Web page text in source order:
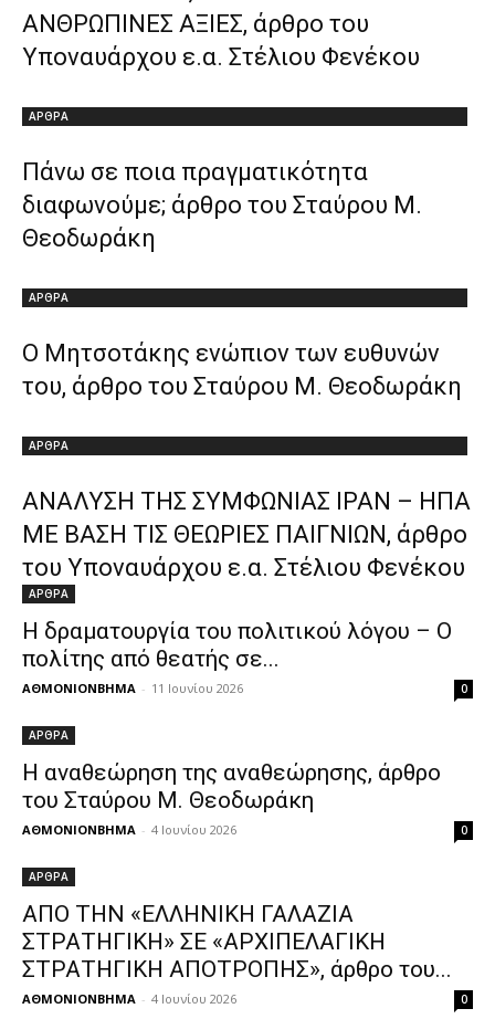
ΑΝΘΡΩΠΙΝΕΣ ΑΞΙΕΣ, άρθρο του
Υποναυάρχου ε.α. Στέλιου Φενέκου
ΑΡΘΡΑ
Πάνω σε ποια πραγματικότητα
διαφωνούμε; άρθρο του Σταύρου Μ.
Θεοδωράκη
ΑΡΘΡΑ
Ο Μητσοτάκης ενώπιον των ευθυνών
του, άρθρο του Σταύρου Μ. Θεοδωράκη
ΑΡΘΡΑ
ΑΝΑΛΥΣΗ ΤΗΣ ΣΥΜΦΩΝΙΑΣ ΙΡΑΝ – ΗΠΑ
ΜΕ ΒΑΣΗ ΤΙΣ ΘΕΩΡΙΕΣ ΠΑΙΓΝΙΩΝ, άρθρο
του Υποναυάρχου ε.α. Στέλιου Φενέκου
ΑΡΘΡΑ
Η δραματουργία του πολιτικού λόγου – Ο
πολίτης από θεατής σε...
ΑΘΜΟΝΙΟΝΒΗΜΑ - 11 Ιουνίου 2026 0
ΑΡΘΡΑ
Η αναθεώρηση της αναθεώρησης, άρθρο
του Σταύρου Μ. Θεοδωράκη
ΑΘΜΟΝΙΟΝΒΗΜΑ - 4 Ιουνίου 2026 0
ΑΡΘΡΑ
ΑΠΟ ΤΗΝ «ΕΛΛΗΝΙΚΗ ΓΑΛΑΖΙΑ
ΣΤΡΑΤΗΓΙΚΗ» ΣΕ «ΑΡΧΙΠΕΛΑΓΙΚΗ
ΣΤΡΑΤΗΓΙΚΗ ΑΠΟΤΡΟΠΗΣ», άρθρο του...
ΑΘΜΟΝΙΟΝΒΗΜΑ - 4 Ιουνίου 2026 0